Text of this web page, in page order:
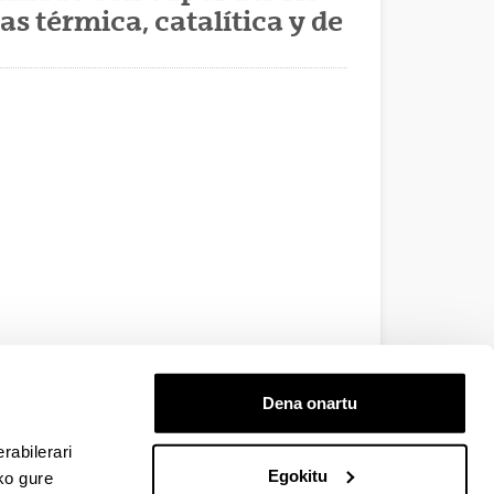
gure
Dena onartu
Egokitu
térmica, catalítica y de
EHU